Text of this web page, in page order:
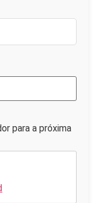
para a próxima